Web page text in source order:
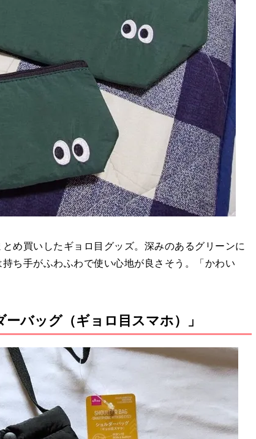
め買いしたギョロ目グッズ。深みのあるグリーンに
ち手がふわふわで使い心地が良さそう。「かわい
バッグ（ギョロ目スマホ）」